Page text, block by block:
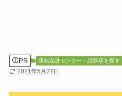
PR 運転免許センター・試験場を探す
2021年5月27日